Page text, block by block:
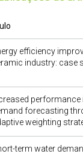
efficiency
industry: case
forecasting
weighting
term water